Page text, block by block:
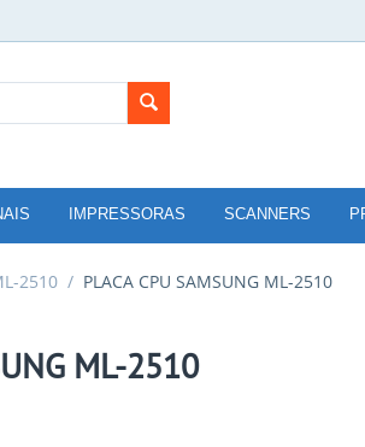
IMPRESSORAS SCANNERS
2510 / PLACA CPU SAMSUNG ML-2510
ML-2510